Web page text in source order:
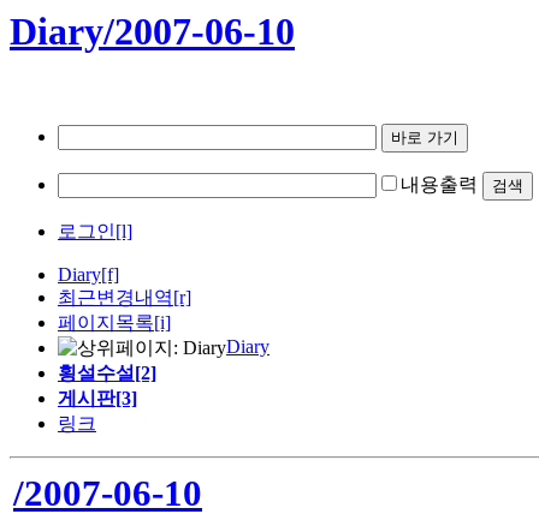
Diary/2007-06-10
내용출력
로그인[l]
Diary[f]
최근변경내역[r]
페이지목록[i]
Diary
횡설수설[2]
게시판[3]
링크
/2007-06-10